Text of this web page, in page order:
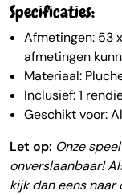
Specificaties:
Afmetingen: 53
afmetingen
Materiaal:
Inclusief: 1
Geschikt voor:
Let op: Onze
onverslaanbaar!
kijk dan eens naar